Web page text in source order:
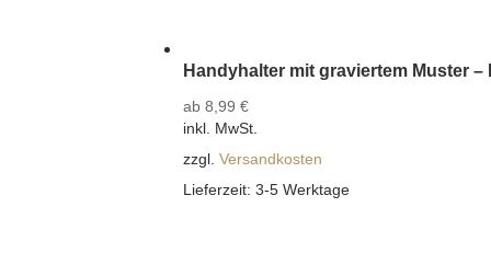
Handyhalter mit graviertem Muster –
ab8,99€
inkl. MwSt.
zzgl.Versandkosten
Lieferzeit:3-5 Werktage